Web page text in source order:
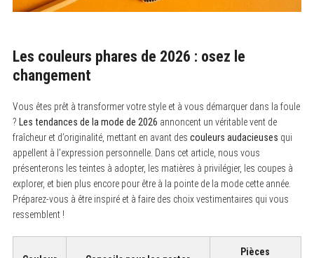
Les couleurs phares de 2026 : osez le
changement
Vous êtes prêt à transformer votre style et à vous démarquer dans la foule
? Les tendances de la mode de 2026 annoncent un véritable vent de
fraîcheur et d’originalité, mettant en avant des couleurs audacieuses qui
appellent à l’expression personnelle. Dans cet article, nous vous
présenterons les teintes à adopter, les matières à privilégier, les coupes à
explorer, et bien plus encore pour être à la pointe de la mode cette année.
Préparez-vous à être inspiré et à faire des choix vestimentaires qui vous
ressemblent !
Pièces